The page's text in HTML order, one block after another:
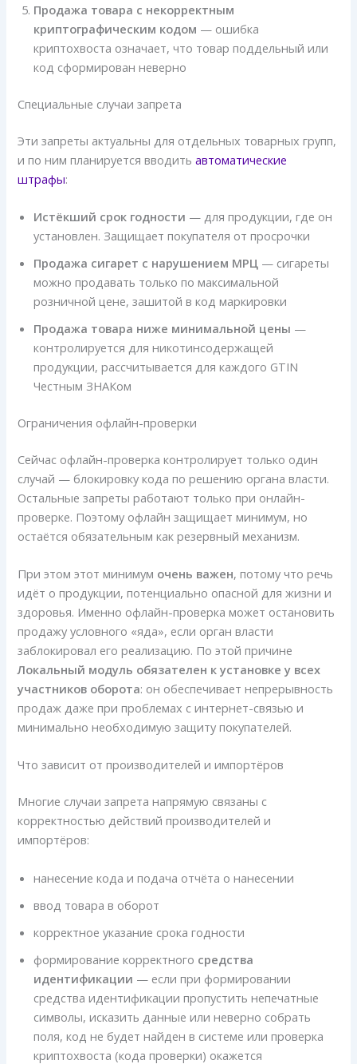
Продажа товара с некорректным
криптографическим кодом — ошибка
криптохвоста означает, что товар поддельный или
код сформирован неверно
Специальные случаи запрета
Эти запреты актуальны для отдельных товарных групп,
и по ним планируется вводитьавтоматические
штрафы:
Истёкший срок годности — для продукции, где он
установлен. Защищает покупателя от просрочки
Продажа сигарет с нарушением МРЦ — сигареты
можно продавать только по максимальной
розничной цене, зашитой в код маркировки
Продажа товара ниже минимальной цены —
контролируется для никотинсодержащей
продукции, рассчитывается для каждого GTIN
Честным ЗНАКом
Ограничения офлайн-проверки
Сейчас офлайн-проверка контролирует только один
случай — блокировку кода по решению органа власти.
Остальные запреты работают только при онлайн-
проверке. Поэтому офлайн защищает минимум, но
остаётся обязательным как резервный механизм.
При этом этот минимум очень важен, потому что речь
идёт о продукции, потенциально опасной для жизни и
здоровья. Именно офлайн-проверка может остановить
продажу условного «яда», если орган власти
заблокировал его реализацию. По этой причине
Локальный модуль обязателен к установке у всех
участников оборота: он обеспечивает непрерывность
продаж даже при проблемах с интернет-связью и
минимально необходимую защиту покупателей.
Что зависит от производителей и импортёров
Многие случаи запрета напрямую связаны с
корректностью действий производителей и
импортёров:
нанесение кода и подача отчёта о нанесении
ввод товара в оборот
корректное указание срока годности
формирование корректного средства
идентификации — если при формировании
средства идентификации пропустить непечатные
символы, исказить данные или неверно собрать
поля, код не будет найден в системе или проверка
криптохвоста (кода проверки) окажется